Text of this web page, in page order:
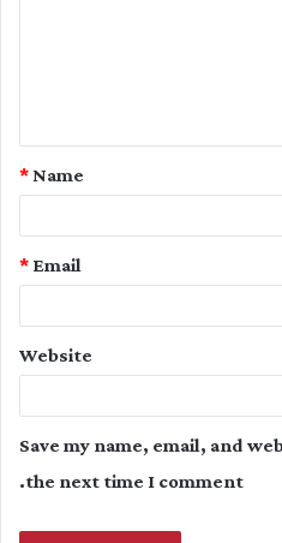
Name
*
Email
*
Website
Save my name, email, and
the next time I comment.